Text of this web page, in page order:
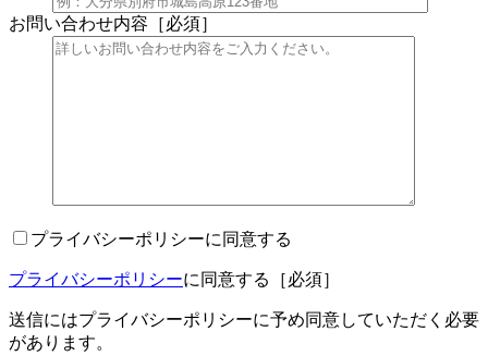
お問い合わせ内容 ［必須］
プライバシーポリシーに同意する
プライバシーポリシーに同意する ［必須］
送信にはプライバシーポリシーに予め同意していただく必要
があります。